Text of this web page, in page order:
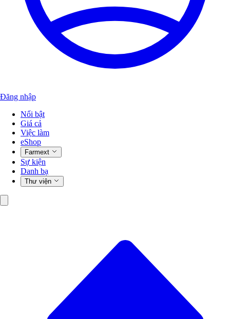
Đăng nhập
Nổi bật
Giá cả
Việc làm
eShop
Farmext
Sự kiện
Danh bạ
Thư viện